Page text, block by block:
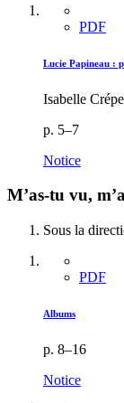
PDF
Lucie Papineau :
Isabelle
p. 5–7
Notice
M’as-tu vu,
Sous la
PDF
Albums
p. 8–16
Notice